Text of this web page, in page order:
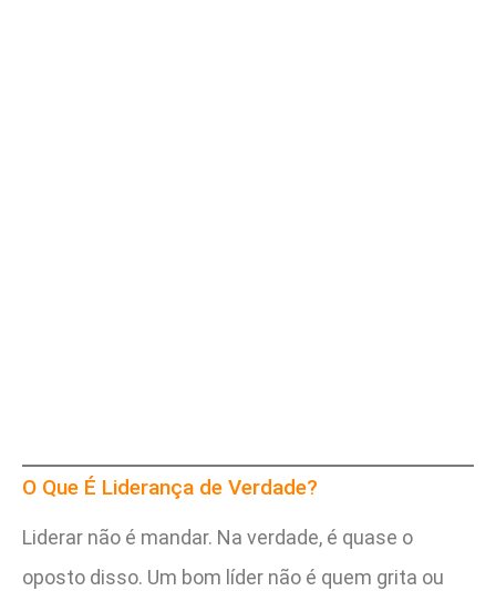
O Que É Liderança de Verdade?
Liderar não é mandar. Na verdade, é quase o
oposto disso. Um bom líder não é quem grita ou